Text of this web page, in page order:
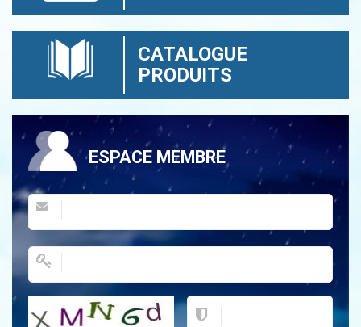
CATALOGUE
PRODUITS
ESPACE MEMBRE